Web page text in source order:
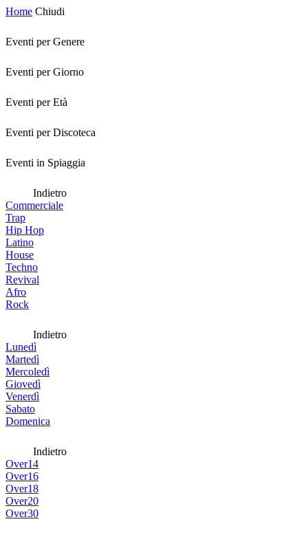
Home Chiudi
Eventi per Genere
Eventi per Giorno
Eventi per Età
Eventi per Discoteca
Eventi in Spiaggia
Indietro
Commerciale
Trap
Hip Hop
Latino
House
Techno
Revival
Afro
Rock
Indietro
Lunedì
Martedì
Mercoledì
Giovedì
Venerdì
Sabato
Domenica
Indietro
Over14
Over16
Over18
Over20
Over30